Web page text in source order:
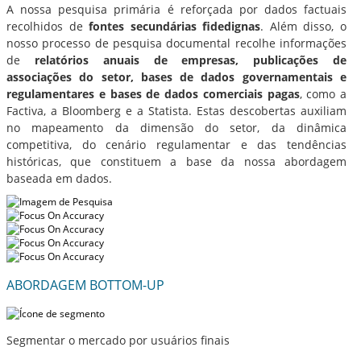
A nossa pesquisa primária é reforçada por dados factuais
recolhidos defontes secundárias fidedignas. Além disso, o
nosso processo de pesquisa documental recolhe informações
de relatórios anuais de empresas, publicações de
associações do setor, bases de dados governamentais e
regulamentares e bases de dados comerciais pagas, como a
Factiva, a Bloomberg e a Statista. Estas descobertas auxiliam
no mapeamento da dimensão do setor, da dinâmica
competitiva, do cenário regulamentar e das tendências
históricas, que constituem a base da nossa abordagem
baseada em dados.
ABORDAGEM BOTTOM-UP
Segmentar o mercado por usuários finais